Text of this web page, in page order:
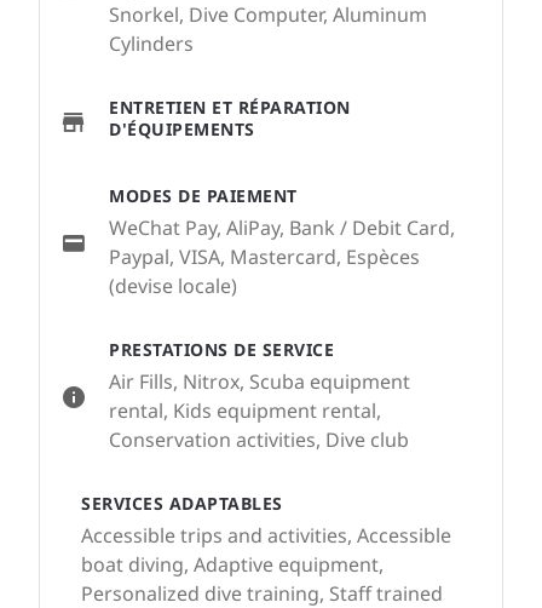
PRESTATIONS DE SERVICE
Air Fills, Nitrox, Scuba equipment
rental, Kids equipment rental,
Conservation activities, Dive club
SERVICES ADAPTABLES
Accessible trips and activities, Accessible
boat diving, Adaptive equipment,
Personalized dive training, Staff trained
Snorkel, Dive Computer, Aluminum
Cylinders
ENTRETIEN ET RÉPARATION
D'ÉQUIPEMENTS
MODES DE PAIEMENT
WeChat Pay, AliPay, Bank / Debit Card,
Paypal, VISA, Mastercard, Espèces
(devise locale)